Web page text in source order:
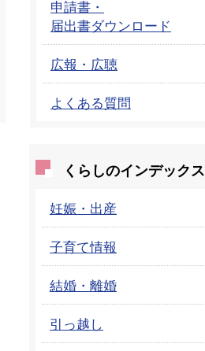
申請書・
届出書ダウンロード
広報・広聴
よくある質問
くらしのインデックス
妊娠・出産
子育て情報
結婚・離婚
引っ越し